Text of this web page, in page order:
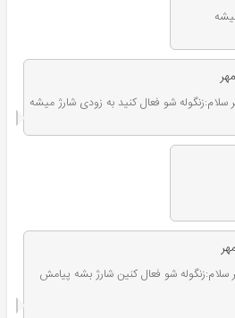
شو فعال کنید به زودی شارژ میشه
شو فعال کنین شارژ بشه پیامش